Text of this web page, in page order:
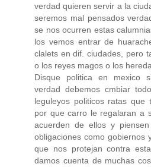
verdad quieren servir a la
seremos mal pensados
se nos ocurren estas
los vemos entrar de
clalets en dif. ciudades, pero
o los reyes magos o los
Disque politica en mexico
verdad debemos cmbiar
leguleyos politicos ratas que
por que carro le regalaran a
acuerden de ellos y
obligaciones como gobiernos
que nos protejan contra
damos cuenta de muchas